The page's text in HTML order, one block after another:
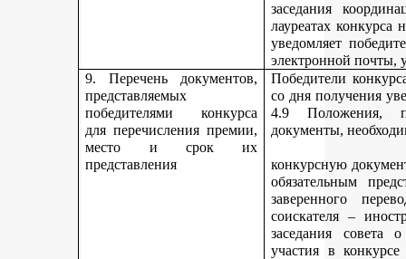
заседания
лауреатах
уведомляет
электронной почты,
9. Перечень документов,
представляемых
победителями конкурса
для перечисления премии,
место и срок их
представления
Победители
со дня получения
4.9 Положения,
документы,
конкурсную
обязательным
заверенного
соискателя –
заседания совета
участия в